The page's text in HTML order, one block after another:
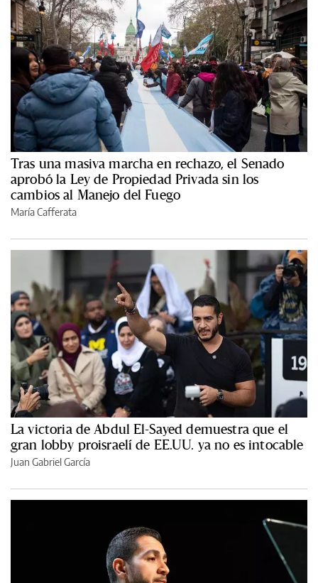
Tras una masiva marcha en rechazo, el Senado
aprobó la Ley de Propiedad Privada sin los
cambios al Manejo del Fuego
María Cafferata
La victoria de Abdul El-Sayed demuestra que el
gran lobby proisraelí de EE.UU. ya no es intocable
Juan Gabriel García